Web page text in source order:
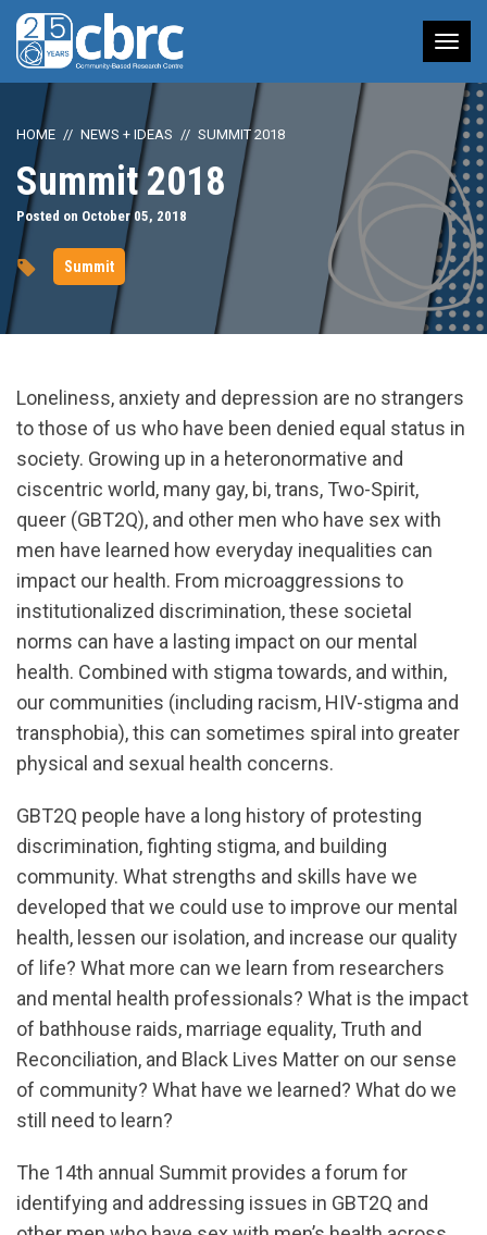
HOME NEWS + IDEAS SUMMIT 2018
Summit 2018
Posted on October 05, 2018
Summit
Loneliness, anxiety and depression are no strangers
to those of us who have been denied equal status in
society. Growing up in a heteronormative and
ciscentric world, many gay, bi, trans, Two-Spirit,
queer (GBT2Q), and other men who have sex with
men have learned how everyday inequalities can
impact our health. From microaggressions to
institutionalized discrimination, these societal
norms can have a lasting impact on our mental
health. Combined with stigma towards, and within,
our communities (including racism, HIV-stigma and
transphobia), this can sometimes spiral into greater
physical and sexual health concerns.
GBT2Q people have a long history of protesting
discrimination, fighting stigma, and building
community. What strengths and skills have we
developed that we could use to improve our mental
health, lessen our isolation, and increase our quality
of life? What more can we learn from researchers
and mental health professionals? What is the impact
of bathhouse raids, marriage equality, Truth and
Reconciliation, and Black Lives Matter on our sense
of community? What have we learned? What do we
still need to learn?
The 14th annual Summit provides a forum for
identifying and addressing issues in GBT2Q and